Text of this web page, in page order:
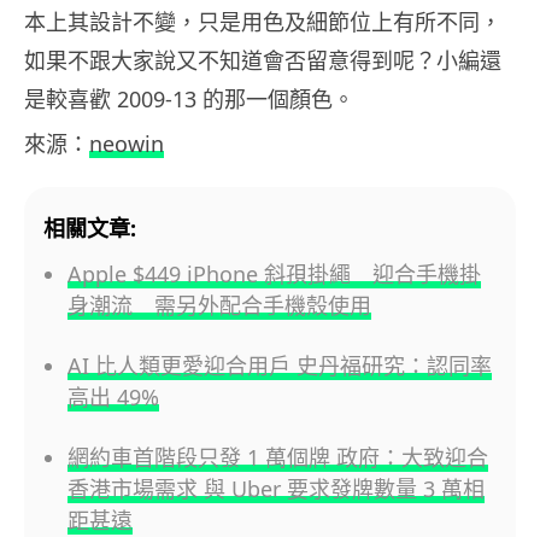
本上其設計不變，只是用色及細節位上有所不同，
如果不跟大家說又不知道會否留意得到呢？小編還
是較喜歡 2009-13 的那一個顏色。
來源： neowin
相關文章:
Apple $449 iPhone 斜孭掛繩 迎合手機掛
身潮流 需另外配合手機殼使用
AI 比人類更愛迎合用戶 史丹福研究：認同率
高出 49%
網約車首階段只發 1 萬個牌 政府：大致迎合
香港市場需求 與 Uber 要求發牌數量 3 萬相
距甚遠